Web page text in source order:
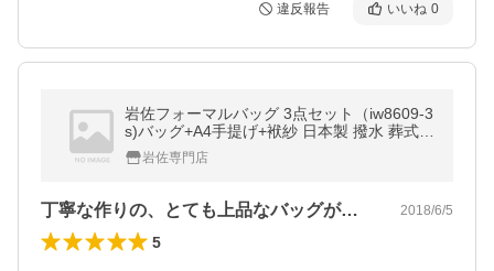
違反報告 いいね 0
岩佐フォーマルバッグ 3点セット（iw8609-3
s)バッグ+A4手提げ+袱紗 日本製 撥水 葬式
卒園 入園 リボンモチーフ 大きめ ブラックフ
ォーマル
岩佐専門店
丁寧な作りの、とても上品なバッグが届き… 2018/6/5
5